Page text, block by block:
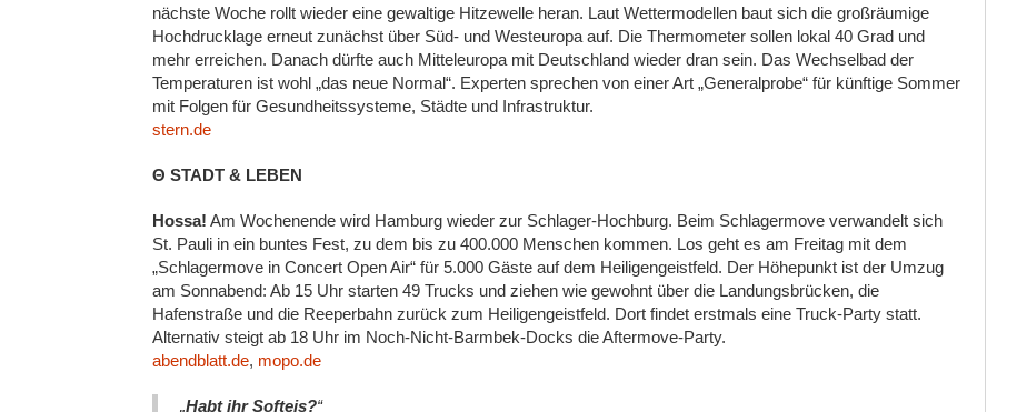
nächste Woche rollt wieder eine gewaltige Hitzewelle heran. Laut Wettermodellen baut sich die großräumige
Hochdrucklage erneut zunächst über Süd- und Westeuropa auf. Die Thermometer sollen lokal 40 Grad und
mehr erreichen. Danach dürfte auch Mitteleuropa mit Deutschland wieder dran sein. Das Wechselbad der
Temperaturen ist wohl „das neue Normal“. Experten sprechen von einer Art „Generalprobe“ für künftige Sommer
mit Folgen für Gesundheitssysteme, Städte und Infrastruktur.
stern.de
Θ STADT & LEBEN
Hossa! Am Wochenende wird Hamburg wieder zur Schlager-Hochburg. Beim Schlagermove verwandelt sich
St. Pauli in ein buntes Fest, zu dem bis zu 400.000 Menschen kommen. Los geht es am Freitag mit dem
„Schlagermove in Concert Open Air“ für 5.000 Gäste auf dem Heiligengeistfeld. Der Höhepunkt ist der Umzug
am Sonnabend: Ab 15 Uhr starten 49 Trucks und ziehen wie gewohnt über die Landungsbrücken, die
Hafenstraße und die Reeperbahn zurück zum Heiligengeistfeld. Dort findet erstmals eine Truck-Party statt.
Alternativ steigt ab 18 Uhr im Noch-Nicht-Barmbek-Docks die Aftermove-Party.
abendblatt.de, mopo.de
„Habt ihr Softeis?“